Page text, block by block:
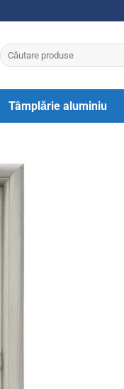
Caută
după:
Tâmplărie aluminiu